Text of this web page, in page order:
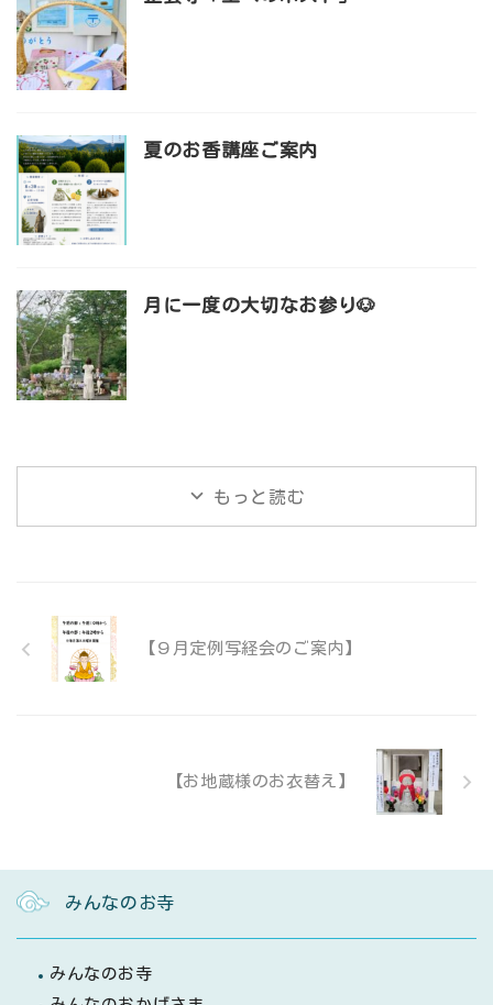
夏のお香講座ご案内
月に一度の大切なお参り🐶
もっと読む
【９月定例写経会のご案内】
【お地蔵様のお衣替え】
みんなのお寺
みんなのお寺